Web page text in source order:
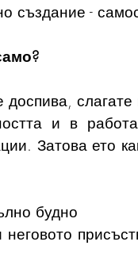
създание -
слагате
и в
Затова ето
будно